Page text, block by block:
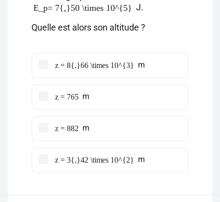
E_p= 7{,}50 \times 10^{5} J.
Quelle est alors son altitude ?
z = 8{,}66 \times 10^{3} m
z = 765 m
z = 882 m
z = 3{,}42 \times 10^{2} m